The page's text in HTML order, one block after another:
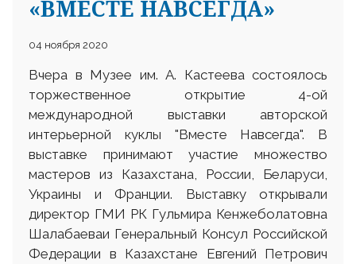
«ВМЕСТЕ НАВСЕГДА»
04 ноября 2020
Вчера в Музее им. А. Кастеева состоялось
торжественное открытие 4-ой
международной выставки авторской
интерьерной куклы "Вместе Навсегда". В
выставке принимают участие множество
мастеров из Казахстана, России, Беларуси,
Украины и Франции. Выставку открывали
директор ГМИ РК Гульмира Кенжеболатовна
Шалабаеваи Генеральный Консул Российской
Федерации в Казахстане Евгений Петрович